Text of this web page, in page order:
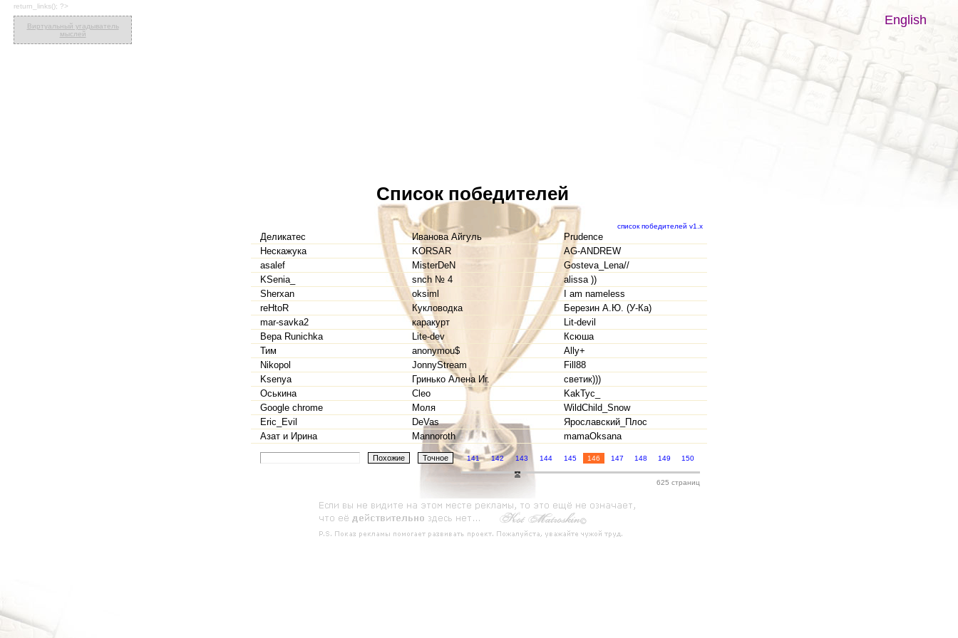
return_links(); ?>
Виртуальный угадыватель
мыслей
Список победителей
список победителей v1.x
Деликатес Иванова Айгуль
Prudence
Нескажука
KORSAR
AG-ANDREW
asalef
MisterDeN
Gosteva_Lena//
KSenia_
snch № 4
alissa ))
Sherxan
oksiml
I am nameless
reHtoR
Кукловодка
Березин А.Ю. (У-Ка)
mar-savka2
каракурт
Lit-devil
Вера Runichka
Litе-dev
Ксюша
Тим
anonymou$
Ally+
Nikopol
JonnyStream
Fill88
Ksenya
Гринько Алена Иг.
светик)))
Оськина
Cleo
KakTyc_
Google chrome
Моля
WildChild_Snow
Eric_Evil
DeVas
Ярославский_Плос
Азат и Ирина
Mannoroth mamaOksana
141 142 143 144 145 146 147 148 149 150
625 страниц
English